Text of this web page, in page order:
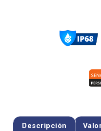
Descripción